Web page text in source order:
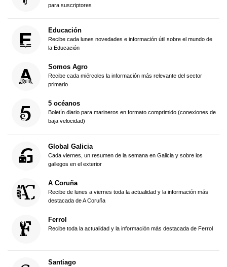
para suscriptores
Educación
Recibe cada lunes novedades e información útil sobre el mundo de
la Educación
Somos Agro
Recibe cada miércoles la información más relevante del sector
primario
5 océanos
Boletín diario para marineros en formato comprimido (conexiones de
baja velocidad)
Global Galicia
Cada viernes, un resumen de la semana en Galicia y sobre los
gallegos en el exterior
A Coruña
Recibe de lunes a viernes toda la actualidad y la información más
destacada de A Coruña
Ferrol
Recibe toda la actualidad y la información más destacada de Ferrol
Santiago